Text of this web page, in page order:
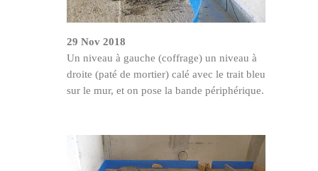
29 Nov 2018
Un niveau à gauche (coffrage) un niveau à
droite (paté de mortier) calé avec le trait bleu
sur le mur, et on pose la bande périphérique.